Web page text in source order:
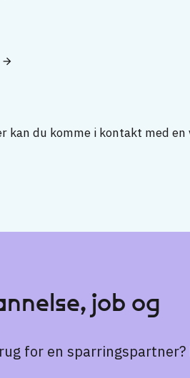
kan du komme i kontakt med en
job og
for en